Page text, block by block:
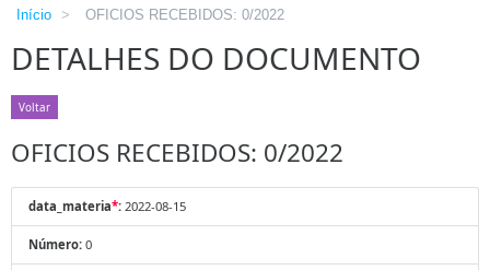
Início > OFICIOS RECEBIDOS: 0/2022
DETALHES DO DOCUMENTO
Voltar
OFICIOS RECEBIDOS: 0/2022
data_materia*: 2022-08-15
Número: 0